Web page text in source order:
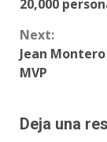
20,000
Next:
Jean
MVP
Deja una